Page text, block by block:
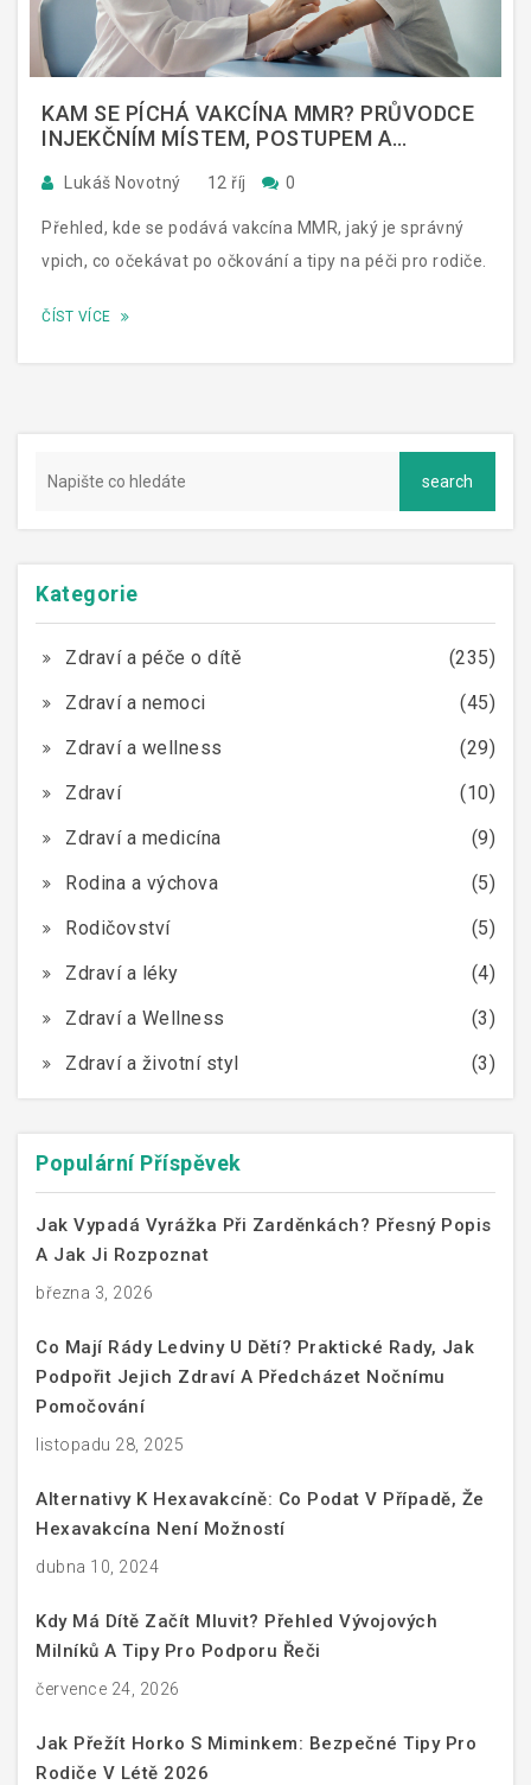
KAM SE PÍCHÁ VAKCÍNA MMR? PRŮVODCE
INJEKČNÍM MÍSTEM, POSTUPEM A
Lukáš Novotný 12 říj 0
Přehled, kde se podává vakcína MMR, jaký je správný
vpich, co očekávat po očkování a tipy na péči pro rodiče.
ČÍST VÍCE
Kategorie
Zdraví a péče o dítě
(235)
Zdraví a nemoci
(45)
Zdraví a wellness
(29)
Zdraví
(10)
Zdraví a medicína
(9)
Rodina a výchova
(5)
Rodičovství
(5)
Zdraví a léky
(4)
Zdraví a Wellness
(3)
Zdraví a životní styl
(3)
Populární Příspěvek
Jak Vypadá Vyrážka Při Zarděnkách? Přesný Popis
A Jak Ji Rozpoznat
března 3, 2026
Co Mají Rády Ledviny U Dětí? Praktické Rady, Jak
Podpořit Jejich Zdraví A Předcházet Nočnímu
Pomočování
listopadu 28, 2025
Alternativy K Hexavakcíně: Co Podat V Případě, Že
Hexavakcína Není Možností
dubna 10, 2024
Kdy Má Dítě Začít Mluvit? Přehled Vývojových
Milníků A Tipy Pro Podporu Řeči
července 24, 2026
Jak Přežít Horko S Miminkem: Bezpečné Tipy Pro
Rodiče V Létě 2026